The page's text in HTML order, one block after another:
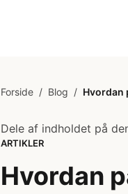
Forside / Blog / Hvordan
Dele af indholdet på
ARTIKLER
Hvordan